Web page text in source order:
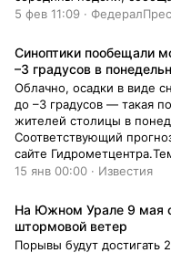
5 фев 11:09 ·
Синоптики пообещали
–3 градусов в
Облачно, осадки в виде
до –3 градусов — такая
жителей столицы в
Соответствующий
сайте
Москве днем будет
термометров опустятся
области прогнозируют от
Ночью может похолодать
15 янв 00:00 · Известия
На Южном Урале 9 мая
штормовой ветер
Порывы будут достигать